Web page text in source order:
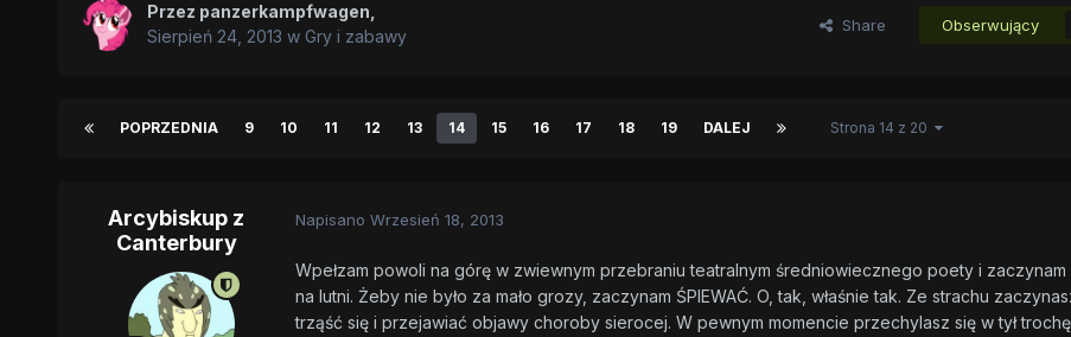
Przez panzerkampfwagen
Sierpień 24, 2013 w Gry i zabawy
Share Obserwujący
POPRZEDNIA 9 10 11 12 13 14 15 16 17 18 19 DALEJ Strona 14 z 20
Arcybiskup z
Canterbury
Napisano Wrzesień 18, 2013
Wpełzam powoli na górę w zwiewnym przebraniu teatralnym średniowiecznego poety i zaczynam
na lutni. Żeby nie było za mało grozy, zaczynam ŚPIEWAĆ. O, tak, właśnie tak. Ze strachu
trząść się i przejawiać objawy choroby sierocej. W pewnym momencie przechylasz się w tył